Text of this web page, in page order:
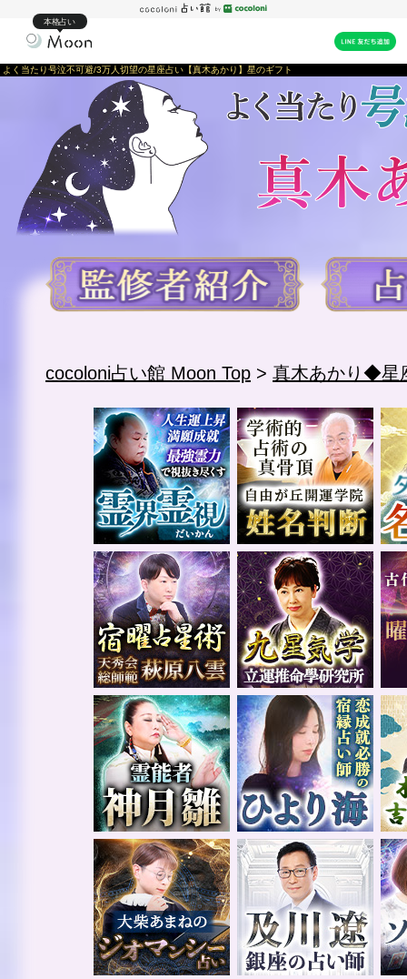
本格占い
よく当たり号泣不可避/3万人切望の星座占い【真木あかり】星のギフト
cocoloni占い館 Moon Top > 真木あかり◆星